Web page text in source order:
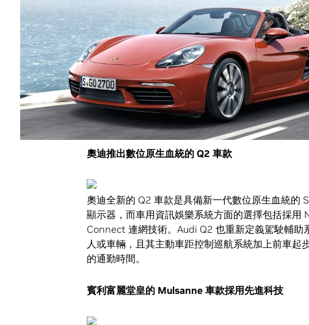
奧迪、保時捷、BMW、福斯、賓利，第86屆國際
數位駕駛艙和新一代駕駛輔助和自動駕駛功能的全
預計會有超過70萬人前往瑞士這座美麗的城市，
輛汽車，以及預計在未來五年會有數千萬輛汽車採
NVIDIA 的技術。
以下為本屆車展的重點：
奧迪推出數位原生血統的 Q2 車款
奧迪全新的 Q2 車款是具備新一代數位原生血統的
顯示器，而車用資訊娛樂系統方面的選擇包括採用
Connect 連網技術。Audi Q2 也重新定義駕駛輔
人或車輛，且其主動車距控制巡航系統加上前車起
的通勤時間。
賓利富麗堂皇的 Mulsanne 車款採用先進科技